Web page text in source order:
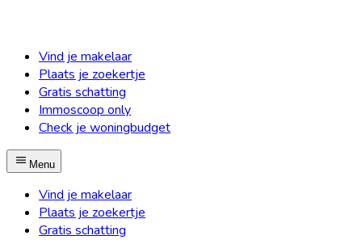
Vind je makelaar
Plaats je zoekertje
Gratis schatting
Immoscoop only
Check je woningbudget
Menu
Vind je makelaar
Plaats je zoekertje
Gratis schatting